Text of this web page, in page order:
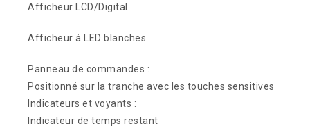
Afficheur LCD/Digital
Afficheur à LED blanches
Panneau de commandes :
Positionné sur la tranche avec les touches sensitives
Indicateurs et voyants :
Indicateur de temps restant